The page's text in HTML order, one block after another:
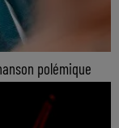
polémique